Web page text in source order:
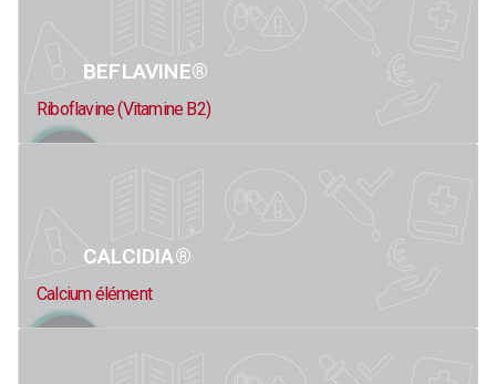
BEFLAVINE®
Riboflavine (Vitamine B2)
CALCIDIA®
Calcium élément